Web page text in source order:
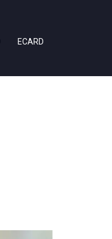
ECARD